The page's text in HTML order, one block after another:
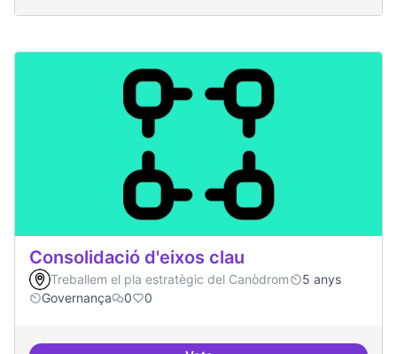
Consolidació d'eixos clau
Treballem el pla estratègic del Canòdrom
5 anys
Governança
0 0